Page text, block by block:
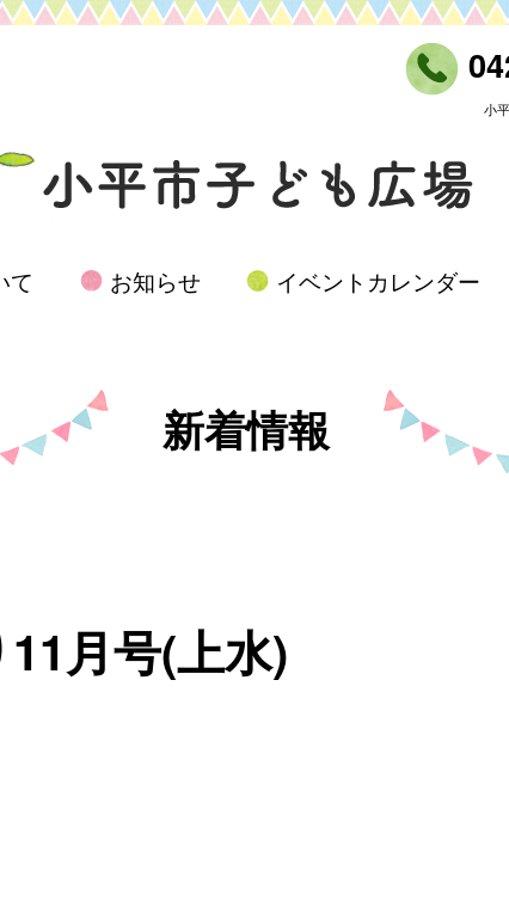
小
て お知らせ イベントカレンダー
新着情報
月号(上水)